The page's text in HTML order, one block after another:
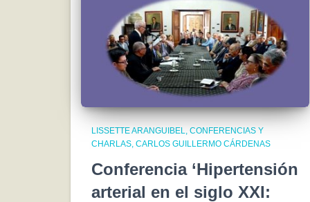
LISSETTE ARANGUIBEL CONFERENCIAS Y
CHARLAS CARLOS GUILLERMO CÁRDENAS
Conferencia ‘Hipertensión
arterial en el siglo XXI: